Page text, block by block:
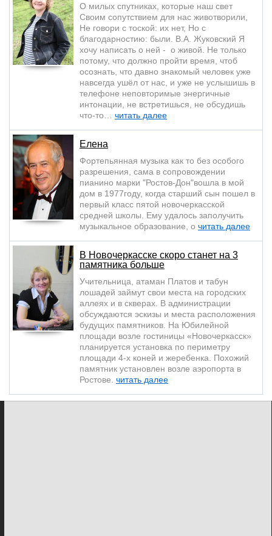
О милых спутниках, которые наш свет
Своим сопутствием для нас животворили,
Не говори с тоской: их нет, Но с
благодарностию: были. В.А. Жуковский Я
хочу написать о ней - о живой. Не только
потому, что должно пройти время, чтоб
осознать, что давно знакомый человек уже
навсегда ушёл от нас, и уже не услышишь в
телефоне неповторимые энергичные
интонации, не встретишься, не обсудишь
что-то… читать далее
Елена
Фортепьянная музыка как то без особого
разрешения, сама в сопровождении
пианино марки "Ростов-Дон"вошла в мой
дом в 1977году, когда старший сын пошел в
первый класс пятой новочеркасской
средней школы. Ему удалось заполучить
музыкальное образование, о читать далее
В Новочеркасске скоро станет на 3
памятника больше
Учительница, атаман Платов и табун
лошадей займут свои места на городских
аллеях и в скверах. В администрации
обсуждаются эскизы и места расположения
будущих памятников. На Юбилейной
площади возле гостиницы «Новочеркасск»
планируется установка по периметру
площади 4-х коней и жеребенка. Похожий
памятник установлен возле аэропорта в
Ростове. читать далее